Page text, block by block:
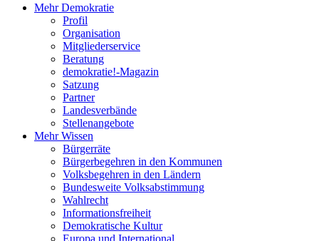
Mehr Demokratie
Profil
Organisation
Mitgliederservice
Beratung
demokratie!-Magazin
Satzung
Partner
Landesverbände
Stellenangebote
Mehr Wissen
Bürgerräte
Bürgerbegehren in den Kommunen
Volksbegehren in den Ländern
Bundesweite Volksabstimmung
Wahlrecht
Informationsfreiheit
Demokratische Kultur
Europa und International